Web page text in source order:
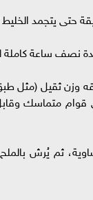
نصف ساعة كاملة
وزن ثقيل (مثل
إلى 5 ساعات للحصول على
ثم يُرش